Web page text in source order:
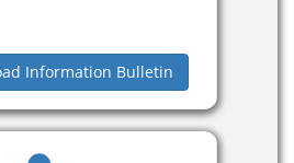
Information Bulletin